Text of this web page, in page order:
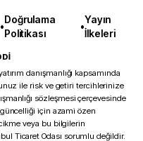
•
Doğrulama
Politikası
•
Yayın
İlkeleri
danışmanlığı kapsamında
ile risk ve getiri tercihlerinize
sözleşmesi çerçevesinde
için azami özen
veya bu bilgilerin
Ticaret Odası sorumlu değildir.